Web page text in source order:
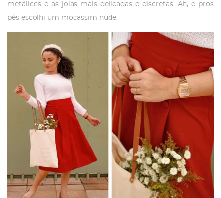
metálicos e as joias mais delicadas e discretas. Ah, e pros
pés escolhi um mocassim nude.